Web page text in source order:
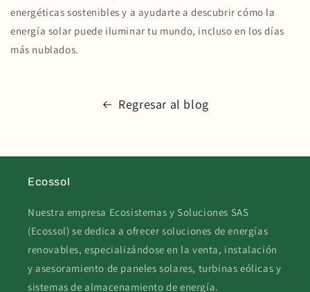
energéticas sostenibles y a ayudarte a descubrir cómo la
energía solar puede iluminar tu mundo, incluso en los días
más nublados.
Regresar al blog
Ecossol
Nuestra empresa Ecosistemas y Soluciones SAS
(Ecossol) se dedica a ofrecer soluciones de energías
renovables, especializándose en la venta, instalación
y asesoramiento de paneles solares, turbinas eólicas y
sistemas de almacenamiento de energía.